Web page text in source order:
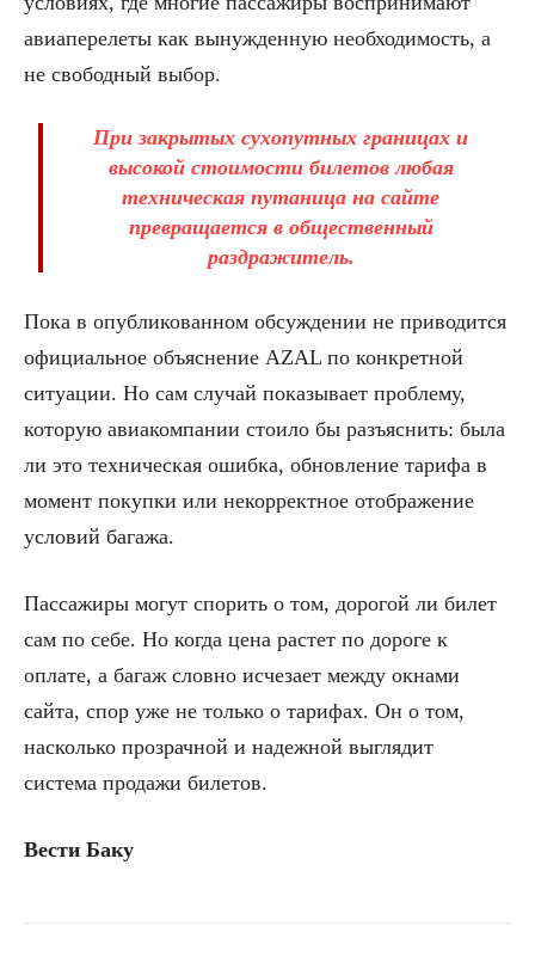
авиаперелеты как вынужденную необходимость, а
не свободный выбор.
При закрытых сухопутных границах и
высокой стоимости билетов любая
техническая путаница на сайте
превращается в общественный
раздражитель.
Пока в опубликованном обсуждении не приводится
официальное объяснение AZAL по конкретной
ситуации. Но сам случай показывает проблему,
которую авиакомпании стоило бы разъяснить: была
ли это техническая ошибка, обновление тарифа в
момент покупки или некорректное отображение
условий багажа.
Пассажиры могут спорить о том, дорогой ли билет
сам по себе. Но когда цена растет по дороге к
оплате, а багаж словно исчезает между окнами
сайта, спор уже не только о тарифах. Он о том,
насколько прозрачной и надежной выглядит
система продажи билетов.
Вести Баку